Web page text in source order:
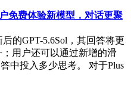
投资旗下174个配售对象合计
元；上海明汯旗下133只产品
幻方、上海诚奇私募、上海
化、上海顽岩、九章资产、
、南京盛泉恒元、北京微观
也均排在前列，本次私募端
免费体验新模型，对话更聚
的GPT-5.6Sol，其回答将更
用户还可以通过新增的滑
中投入多少思考。 对于Plus